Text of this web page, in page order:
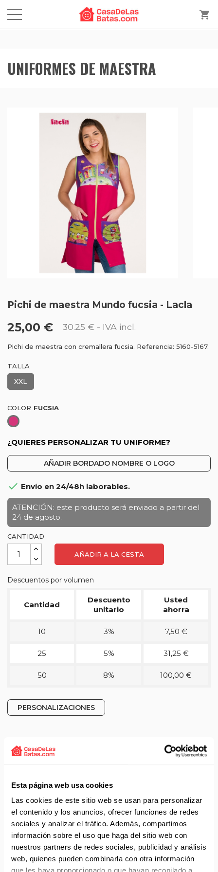
Esta página web usa cookies
Las cookies de este sitio web se usan para personalizar
el contenido y los anuncios, ofrecer funciones de redes
sociales y analizar el tráfico. Además, compartimos
información sobre el uso que haga del sitio web con
nuestros partners de redes sociales, publicidad y análisis
web, quienes pueden combinarla con otra información
shopping_cart
UNIFORMES DE MAESTRA
Pichi de maestra Mundo fucsia - Lacla
25,00 € 30.25 € - IVA incl.
Pichi de maestra con cremallera fucsia. Referencia: 5160-5167.
TALLA
XXL
COLOR
Fucsia
¿QUIERES PERSONALIZAR TU UNIFORME?
AÑADIR BORDADO NOMBRE O LOGO
 Envío en 24/48h laborables.
ATENCIÓN: este producto será enviado a partir del
24 de agosto.
CANTIDAD
AÑADIR A LA CESTA
Descuentos por volumen
Cantidad
Descuento
unitario
Usted
ahorra
10 3% 7,50 €
25 5% 31,25 €
50 8% 100,00 €
PERSONALIZACIONES
Detalles técnicos del producto
Modelo 5160-5167.
fabricante en las imágenes.
Pichi de color fucsia con vivos de color pistacho.
Bonito estampado del mundo.
Dos bolsillos a los costados estampados.
Cierre con cremallera central.
Composición 100% poliéster.
Completa tu uniforme con una camiseta de manga corta o